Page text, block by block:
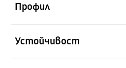
Профил
Устойчивост